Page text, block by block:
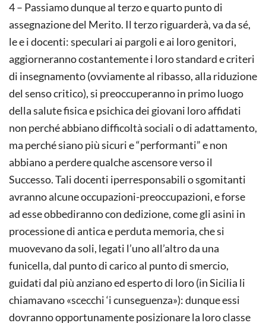
4 – Passiamo dunque al terzo e quarto punto di
assegnazione del Merito. Il terzo riguarderà, va da sé,
le e i docenti: speculari ai pargoli e ai loro genitori,
aggiorneranno costantemente i loro standard e criteri
di insegnamento (ovviamente al ribasso, alla riduzione
del senso critico), si preoccuperanno in primo luogo
della salute fisica e psichica dei giovani loro affidati
non perché abbiano dif­ficoltà sociali o di adattamento,
ma perché siano più sicuri e “performanti” e non
abbiano a perdere qualche ascensore verso il
Successo. Tali docenti iperresponsabili o sgomitanti
avranno alcune occupazioni-preoccupazioni, e forse
ad esse obbediranno con dedizione, come gli asini in
processione di antica e perduta memoria, che si
muovevano da soli, legati l’uno all’altro da una
funicella, dal punto di carico al punto di smercio,
guidati dal più anziano ed esperto di loro (in Sicilia li
chiamavano «scecchi ‘i cunseguenza»): dunque essi
dovranno opportunamente posizionare la loro classe